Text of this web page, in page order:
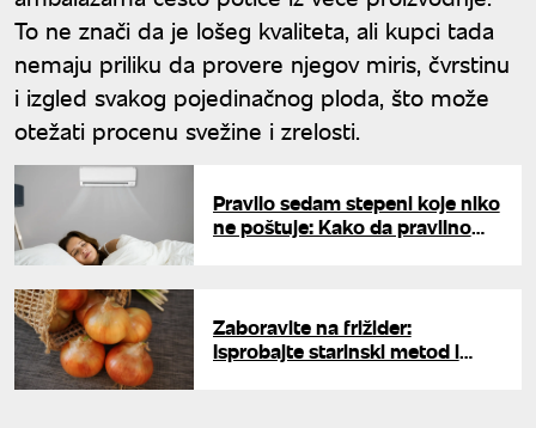
To ne znači da je lošeg kvaliteta, ali kupci tada
nemaju priliku da provere njegov miris, čvrstinu
i izgled svakog pojedinačnog ploda, što može
otežati procenu svežine i zrelosti.
Pravilo sedam stepeni koje niko
ne poštuje: Kako da pravilno
Zaboravite na frižider:
Isprobajte starinski metod i